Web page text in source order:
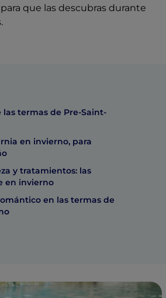
que las descubras durante
termas de Pre-Saint-
en invierno, para
y tratamientos: las
en invierno
en las termas de